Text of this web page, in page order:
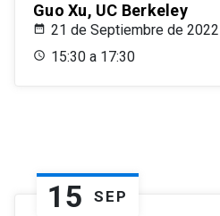
Guo Xu, UC Berkeley
21 de Septiembre de 2022
15:30 a 17:30
15 SEP